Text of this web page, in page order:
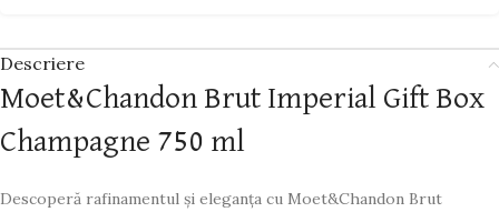
Descriere
Moet&Chandon Brut Imperial Gift Box
Champagne 750 ml
Descoperă rafinamentul și eleganța cu Moet&Chandon Brut